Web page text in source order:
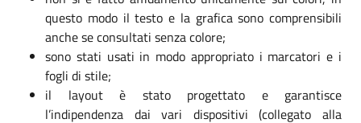
questo modo il testo e la grafica sono comprensibili
anche se consultati senza colore;
sono stati usati in modo appropriato i marcatori e i
fogli di stile;
il layout è stato progettato e garantisce
l’indipendenza dai vari dispositivi (collegato alla